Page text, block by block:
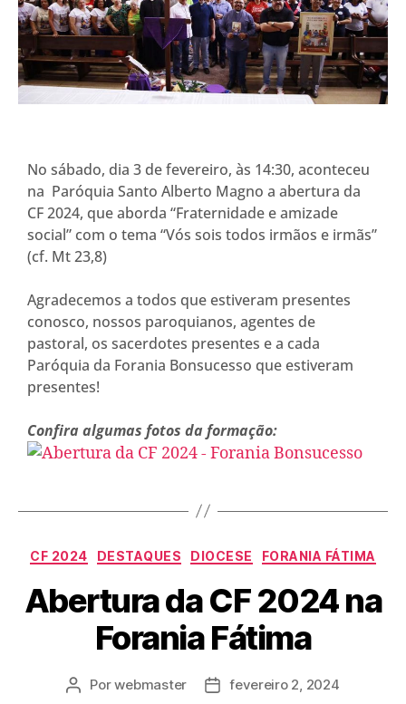
No sábado, dia 3 de fevereiro, às 14:30, aconteceu
na Paróquia Santo Alberto Magno a abertura da
CF 2024, que aborda “Fraternidade e amizade
social” com o tema “Vós sois todos irmãos e irmãs”
(cf. Mt 23,8)
Agradecemos a todos que estiveram presentes
conosco, nossos paroquianos, agentes de
pastoral, os sacerdotes presentes e a cada
Paróquia da Forania Bonsucesso que estiveram
presentes!
Confira algumas fotos da formação:
CF 2024 DESTAQUES DIOCESE FORANIA FÁTIMA
Abertura da CF 2024 na
Forania Fátima
Porwebmaster
fevereiro 2, 2024